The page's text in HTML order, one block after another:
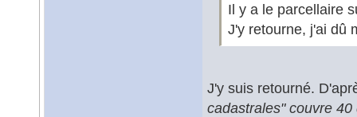
Il y a le parcellaire
J'y retourne, j'ai dû
J'y suis retourné.
cadastrales" couvre